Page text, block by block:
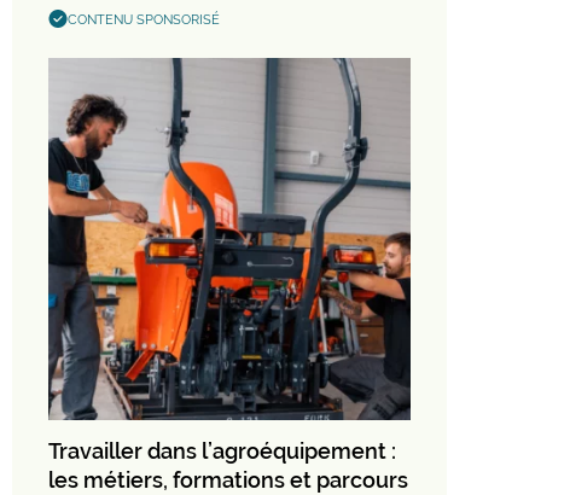
CONTENU SPONSORISÉ
Travailler dans l’agroéquipement :
les métiers, formations et parcours